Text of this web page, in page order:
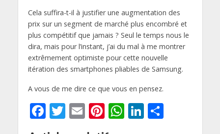
Cela suffira-t-il à justifier une augmentation des
prix sur un segment de marché plus encombré et
plus compétitif que jamais ? Seul le temps nous le
dira, mais pour l’instant, j’ai du mal à me montrer
extrêmement optimiste pour cette nouvelle
itération des smartphones pliables de Samsung.
A vous de me dire ce que vous en pensez.
F
ac
T E
m
Pi W Li P